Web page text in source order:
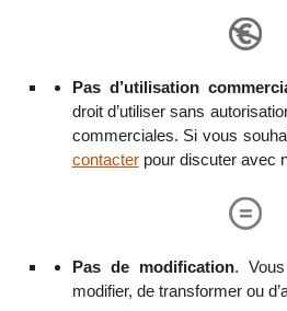
Pas d’utilisation
droit d’utiliser sans
commerciales. Si vous
contacterpour discuter avec
Pas de modification.
modifier, de transformer ou